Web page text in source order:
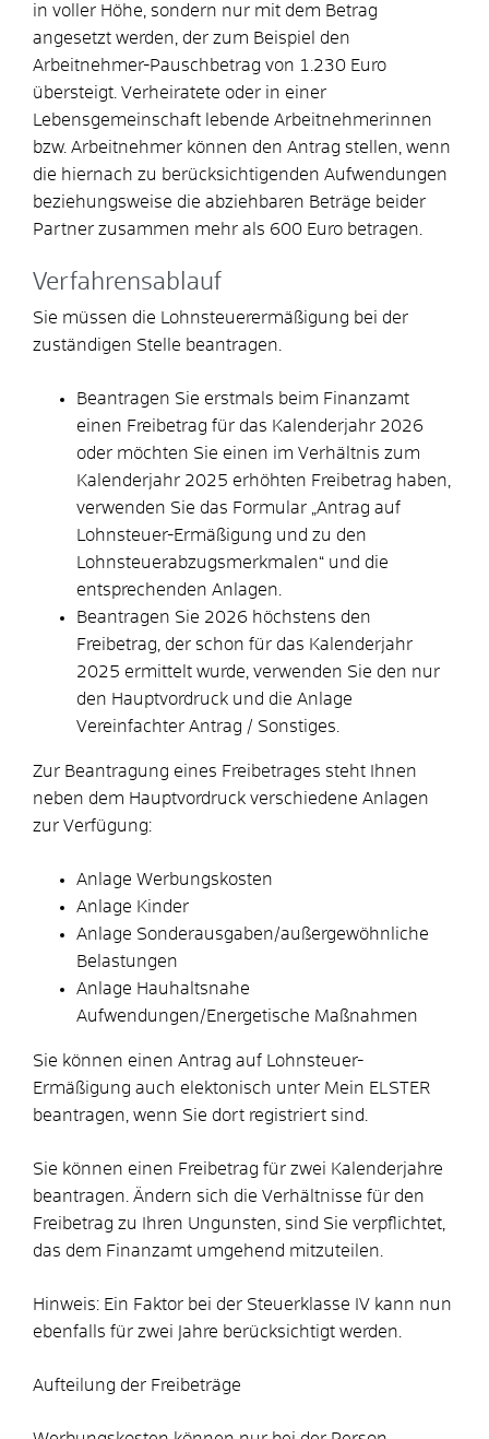
in voller Höhe, sondern nur mit dem Betrag
angesetzt werden, der zum Beispiel den
Arbeitnehmer-Pauschbetrag von 1.230 Euro
übersteigt. Verheiratete oder in einer
Lebensgemeinschaft lebende Arbeitnehmerinnen
bzw. Arbeitnehmer können den Antrag stellen, wenn
die hiernach zu berücksichtigenden Aufwendungen
beziehungsweise die abziehbaren Beträge beider
Partner zusammen mehr als 600 Euro betragen.
Verfahrensablauf
Sie müssen die Lohnsteuerermäßigung bei der
zuständigen Stelle beantragen.
Beantragen Sie erstmals beim Finanzamt
einen Freibetrag für das Kalenderjahr 2026
oder möchten Sie einen im Verhältnis zum
Kalenderjahr 2025 erhöhten Freibetrag haben,
verwenden Sie das Formular „Antrag auf
Lohnsteuer-Ermäßigung und zu den
Lohnsteuerabzugsmerkmalen“ und die
entsprechenden Anlagen
Beantragen Sie 2026 höchstens den
Freibetrag, der schon für das Kalenderjahr
2025 ermittelt wurde, verwenden Sie den nur
den Hauptvordruck und die Anlage
Vereinfachter Antrag / Sonstiges.
Zur Beantragung eines Freibetrages steht Ihnen
neben dem Hauptvordruck verschiedene Anlagen
zur Verfügung:
Anlage Werbungskosten
Anlage Kinder
Anlage Sonderausgaben/außergewöhnliche
Belastungen
Anlage Hauhaltsnahe
Aufwendungen/Energetische Maßnahmen
Sie können einen Antrag auf Lohnsteuer-
Ermäßigung auch elektonisch unter Mein ELSTER
beantragen, wenn Sie dort registriert sind.
Sie können einen Freibetrag für zwei Kalenderjahre
beantragen. Ändern sich die Verhältnisse für den
Freibetrag zu Ihren Ungunsten, sind Sie verpflichtet,
das dem Finanzamt umgehend mitzuteilen
Hinweis: Ein Faktor bei der Steuerklasse IV kann nun
ebenfalls für zwei Jahre berücksichtigt werden
Aufteilung der Freibeträge